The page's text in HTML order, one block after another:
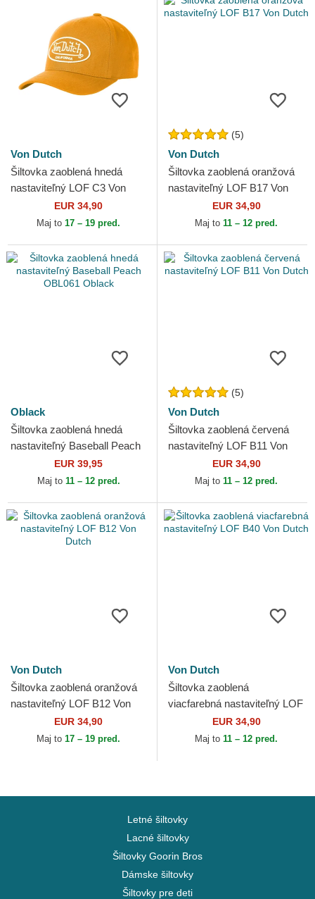
Von Dutch
Šiltovka zaoblená hnedá
nastaviteľný LOF C3 Von
EUR 34,90
Maj to 17 – 19 pred.
(5)
Von Dutch
Šiltovka zaoblená oranžová
nastaviteľný LOF B17 Von
EUR 34,90
Maj to 11 – 12 pred.
Oblack
Šiltovka zaoblená hnedá
nastaviteľný Baseball Peach
OBL061 Oblack
EUR 39,95
Maj to 11 – 12 pred.
(5)
Von Dutch
Šiltovka zaoblená červená
nastaviteľný LOF B11 Von
EUR 34,90
Maj to 11 – 12 pred.
Von Dutch
Šiltovka zaoblená oranžová
nastaviteľný LOF B12 Von
EUR 34,90
Maj to 17 – 19 pred.
Von Dutch
Šiltovka zaoblená
viacfarebná nastaviteľný LOF
B40 Von DutchEUR 34,90
Maj to 11 – 12 pred.
Letné šiltovky
Lacné šiltovky
Šiltovky Goorin Bros
Dámske šiltovky
Šiltovky pre deti